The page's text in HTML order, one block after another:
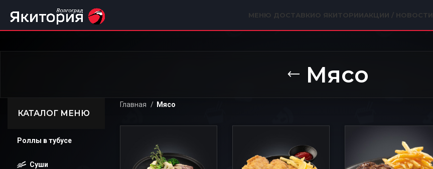
МЕНЮ ДОСТАВКИО ЯКИТОРИИАКЦИИ / НОВОСТИ
Мясо
КАТАЛОГ МЕНЮ
Роллы в тубусе
Суши
Главная Мясо